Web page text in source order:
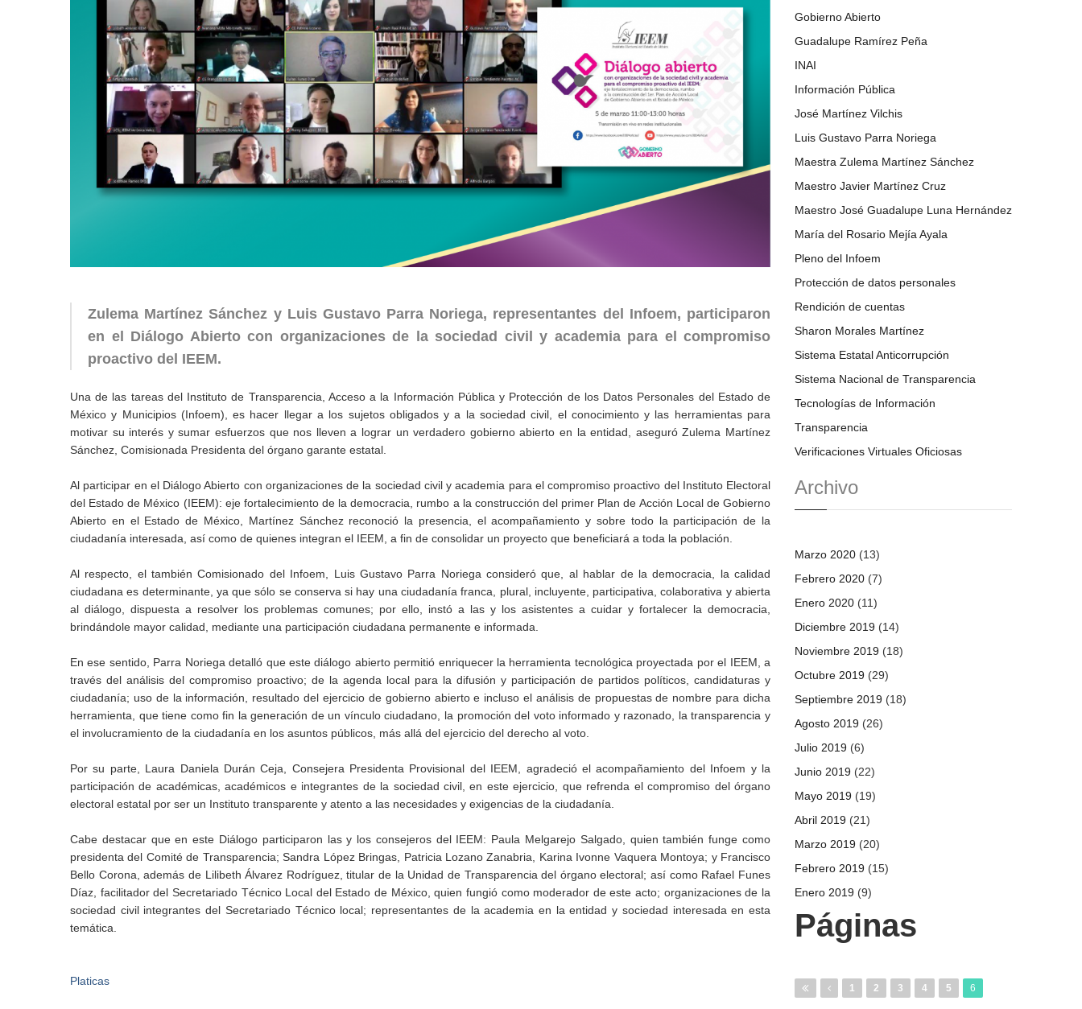
Zulema Martínez Sánchez y Luis Gustavo Parra Noriega, representantes del Infoem, participaron
en el Diálogo Abierto con organizaciones de la sociedad civil y academia para el compromiso
proactivo del IEEM.
Una de las tareas del Instituto de Transparencia, Acceso a la Información Pública y Protección de los Datos Personales del Estado de
México y Municipios (Infoem), es hacer llegar a los sujetos obligados y a la sociedad civil, el conocimiento y las herramientas para
motivar su interés y sumar esfuerzos que nos lleven a lograr un verdadero gobierno abierto en la entidad, aseguró Zulema Martínez
Sánchez, Comisionada Presidenta del órgano garante estatal.
Al participar en el Diálogo Abierto con organizaciones de la sociedad civil y academia para el compromiso proactivo del Instituto Electoral
del Estado de México (IEEM): eje fortalecimiento de la democracia, rumbo a la construcción del primer Plan de Acción Local de Gobierno
Abierto en el Estado de México, Martínez Sánchez reconoció la presencia, el acompañamiento y sobre todo la participación de la
ciudadanía interesada, así como de quienes integran el IEEM, a fin de consolidar un proyecto que beneficiará a toda la población.
Al respecto, el también Comisionado del Infoem, Luis Gustavo Parra Noriega consideró que, al hablar de la democracia, la calidad
ciudadana es determinante, ya que sólo se conserva si hay una ciudadanía franca, plural, incluyente, participativa, colaborativa y abierta
al diálogo, dispuesta a resolver los problemas comunes; por ello, instó a las y los asistentes a cuidar y fortalecer la democracia,
brindándole mayor calidad, mediante una participación ciudadana permanente e informada.
En ese sentido, Parra Noriega detalló que este diálogo abierto permitió enriquecer la herramienta tecnológica proyectada por el IEEM, a
través del análisis del compromiso proactivo; de la agenda local para la difusión y participación de partidos políticos, candidaturas y
ciudadanía; uso de la información, resultado del ejercicio de gobierno abierto e incluso el análisis de propuestas de nombre para dicha
herramienta, que tiene como fin la generación de un vínculo ciudadano, la promoción del voto informado y razonado, la transparencia y
el involucramiento de la ciudadanía en los asuntos públicos, más allá del ejercicio del derecho al voto.
Por su parte, Laura Daniela Durán Ceja, Consejera Presidenta Provisional del IEEM, agradeció el acompañamiento del Infoem y la
participación de académicas, académicos e integrantes de la sociedad civil, en este ejercicio, que refrenda el compromiso del órgano
electoral estatal por ser un Instituto transparente y atento a las necesidades y exigencias de la ciudadanía.
Cabe destacar que en este Diálogo participaron las y los consejeros del IEEM: Paula Melgarejo Salgado, quien también funge como
presidenta del Comité de Transparencia; Sandra López Bringas, Patricia Lozano Zanabria, Karina Ivonne Vaquera Montoya; y Francisco
Bello Corona, además de Lilibeth Álvarez Rodríguez, titular de la Unidad de Transparencia del órgano electoral; así como Rafael Funes
Díaz, facilitador del Secretariado Técnico Local del Estado de México, quien fungió como moderador de este acto; organizaciones de la
sociedad civil integrantes del Secretariado Técnico local; representantes de la academia en la entidad y sociedad interesada en esta
temática.
Platicas
Gobierno Abierto
Guadalupe Ramírez Peña
INAI
Información Pública
José Martínez Vilchis
Luis Gustavo Parra Noriega
Maestra Zulema Martínez Sánchez
Maestro Javier Martínez Cruz
Maestro José Guadalupe Luna Hernández
María del Rosario Mejía Ayala
Pleno del Infoem
Protección de datos personales
Rendición de cuentas
Sharon Morales Martínez
Sistema Estatal Anticorrupción
Sistema Nacional de Transparencia
Tecnologías de Información
Transparencia
Verificaciones Virtuales Oficiosas
Archivo
Marzo 2020 (13)
Febrero 2020 (7)
Enero 2020 (11)
Diciembre 2019 (14)
Noviembre 2019 (18)
Octubre 2019 (29)
Septiembre 2019 (18)
Agosto 2019 (26)
Julio 2019 (6)
Junio 2019 (22)
Mayo 2019 (19)
Abril 2019 (21)
Marzo 2019 (20)
Febrero 2019 (15)
Enero 2019 (9)
Páginas
1 2 3 4 5 6